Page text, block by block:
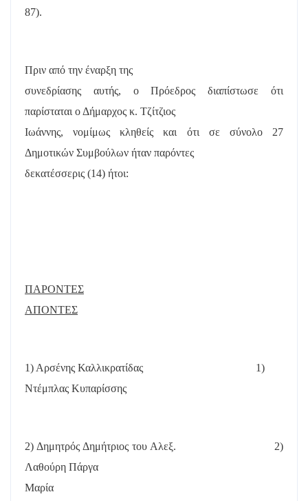
87).
Πριν από την έναρξη της
συνεδρίασης αυτής, ο Πρόεδρος διαπίστωσε ότι
παρίσταται ο Δήμαρχος κ. Τζίτζιος
Ιωάννης, νομίμως κληθείς και ότι σε σύνολο 27
Δημοτικών Συμβούλων ήταν παρόντες
δεκατέσσερις (14) ήτοι:
ΠΑΡΟΝΤΕΣ
ΑΠΟΝΤΕΣ
1) Αρσένης Καλλικρατίδας
1)
Ντέμπλας Κυπαρίσσης
2) Δημητρός Δημήτριος του Αλεξ.
2)
Λαθούρη Πάργα
Μαρία